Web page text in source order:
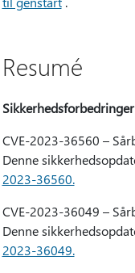
Resumé
Sikkerhedsforbedringer
CVE-2023-36560 –
Denne
2023-36560.
CVE-2023-36049 –
Denne
2023-36049.